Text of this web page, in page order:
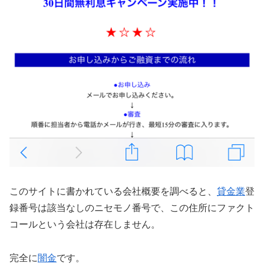
このサイトに書かれている会社概要を調べると、 貸金業登
録番号は該当なしのニセモノ番号で、この住所にファクト
コールという会社は存在しません。
完全に闇金です。